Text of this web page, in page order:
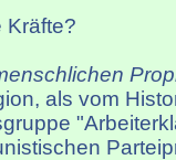
Kräfte?
als vom